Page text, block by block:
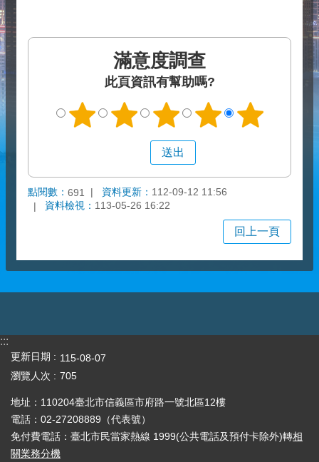
滿意度調查
此頁資訊有幫助嗎?
點閱數： 691 資料更新： 112-09-12 11:56
資料檢視： 113-05-26 16:22
回上一頁
:::
更新日期
115-08-07
瀏覽人次
705
地址：110204臺北市信義區市府路一號北區12樓
電話：02-27208889（代表號）
免付費電話：臺北市民當家熱線 1999(公共電話及預付卡除外)轉相
關業務分機